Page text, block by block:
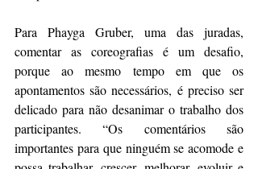
Para Phayga Gruber, uma das juradas,
comentar as coreografias é um desafio,
porque ao mesmo tempo em que os
apontamentos são necessários, é preciso ser
delicado para não desanimar o trabalho dos
participantes. “Os comentários são
importantes para que ninguém se acomode e